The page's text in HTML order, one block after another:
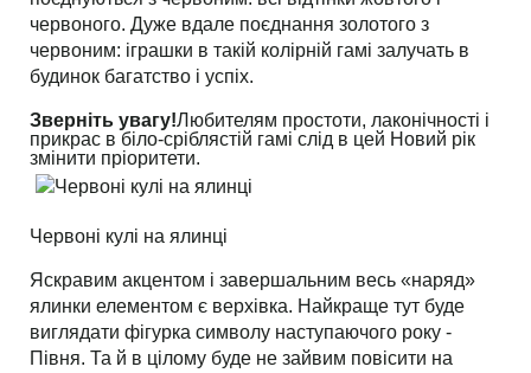
червоного. Дуже вдале поєднання золотого з
червоним: іграшки в такій колірній гамі залучать в
будинок багатство і успіх.
Зверніть увагу!Любителям простоти, лаконічності і
прикрас в біло-сріблястій гамі слід в цей Новий рік
змінити пріоритети.
Червоні кулі на ялинці
Яскравим акцентом і завершальним весь «наряд»
ялинки елементом є верхівка. Найкраще тут буде
виглядати фігурка символу наступаючого року -
Півня. Та й в цілому буде не зайвим повісити на